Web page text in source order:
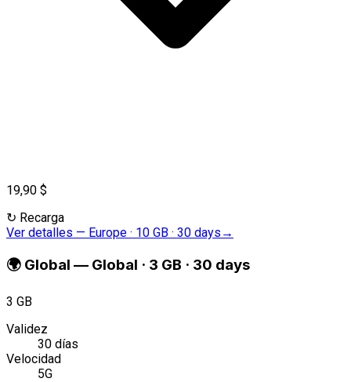
19,90 $
↻ Recarga
Ver detalles — Europe · 10 GB · 30 days →
🌍 Global — Global · 3 GB · 30 days
3 GB
Validez
30 días
Velocidad
5G